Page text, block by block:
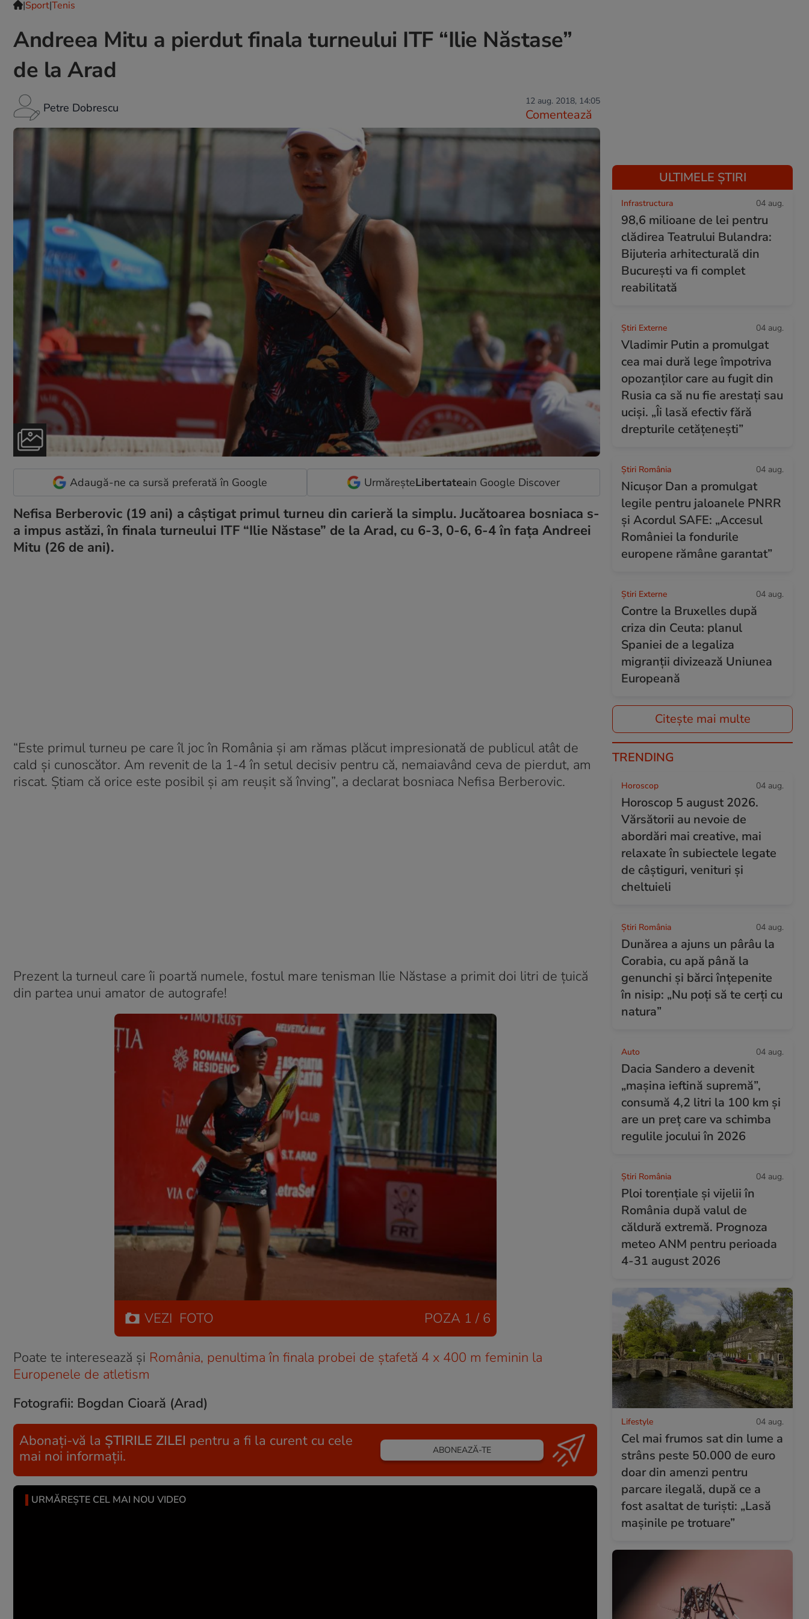
|Sport|Tenis
Andreea Mitu a pierdut finala turneului ITF “Ilie Năstase”
de la Arad
Petre Dobrescu 12 aug. 2018, 14:05
Comentează
Adaugă-ne ca sursă preferată în Google UrmăreșteLibertateain Google Discover
Nefisa Berberovic (19 ani) a câștigat primul turneu din carieră la simplu. Jucătoarea bosniaca s-
a impus astăzi, în finala turneului ITF “Ilie Năstase” de la Arad, cu 6-3, 0-6, 6-4 în fața Andreei
Mitu (26 de ani).
“Este primul turneu pe care îl joc în România și am rămas plăcut impresionată de publicul atât de
cald și cunoscător. Am revenit de la 1-4 în setul decisiv pentru că, nemaiavând ceva de pierdut, am
riscat. Știam că orice este posibil și am reușit să înving”, a declarat bosniaca Nefisa Berberovic.
Prezent la turneul care îi poartă numele, fostul mare tenisman Ilie Năstase a primit doi litri de țuică
din partea unui amator de autografe!
VEZI FOTO POZA 1 / 6
Poate te interesează și România, penultima în finala probei de ștafetă 4 x 400 m feminin la
Europenele de atletism
Fotografii: Bogdan Cioară (Arad)
Abonați-vă la ȘTIRILE ZILEI pentru a fi la curent cu cele
mai noi informații.
ABONEAZĂ-TE
URMĂREȘTE CEL MAI NOU VIDEO
ULTIMELE ȘTIRI
Infrastructura 04 aug.
98,6 milioane de lei pentru
clădirea Teatrului Bulandra:
Bijuteria arhitecturală din
București va fi complet
reabilitată
Știri Externe 04 aug.
Vladimir Putin a promulgat
cea mai dură lege împotriva
opozanților care au fugit din
Rusia ca să nu fie arestați sau
uciși. „Îi lasă efectiv fără
drepturile cetățenești”
Știri România 04 aug.
Nicușor Dan a promulgat
legile pentru jaloanele PNRR
și Acordul SAFE: „Accesul
României la fondurile
europene rămâne garantat”
Știri Externe 04 aug.
Contre la Bruxelles după
criza din Ceuta: planul
Spaniei de a legaliza
migranții divizează Uniunea
Europeană
Citește mai multe
TRENDING
Horoscop 04 aug.
Horoscop 5 august 2026.
Vărsătorii au nevoie de
abordări mai creative, mai
relaxate în subiectele legate
de câștiguri, venituri și
cheltuieli
Știri România 04 aug.
Dunărea a ajuns un pârâu la
Corabia, cu apă până la
genunchi și bărci înțepenite
în nisip: „Nu poți să te cerți cu
natura”
Auto 04 aug.
Dacia Sandero a devenit
„mașina ieftină supremă”,
consumă 4,2 litri la 100 km și
are un preț care va schimba
regulile jocului în 2026
Știri România 04 aug.
Ploi torențiale și vijelii în
România după valul de
căldură extremă. Prognoza
meteo ANM pentru perioada
4-31 august 2026
Lifestyle 04 aug.
Cel mai frumos sat din lume a
strâns peste 50.000 de euro
doar din amenzi pentru
parcare ilegală, după ce a
fost asaltat de turiști: „Lasă
mașinile pe trotuare”